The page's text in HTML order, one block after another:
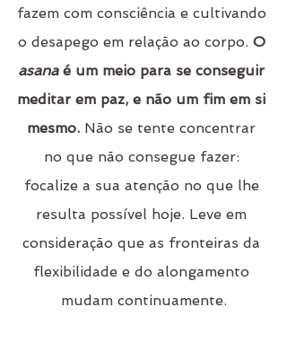
fazem com consciência e cultivando
o desapego em relação ao corpo. O
asana é um meio para se conseguir
meditar em paz, e não um fim em si
mesmo. Não se tente concentrar
no que não consegue fazer:
focalize a sua atenção no que lhe
resulta possível hoje. Leve em
consideração que as fronteiras da
flexibilidade e do alongamento
mudam continuamente.